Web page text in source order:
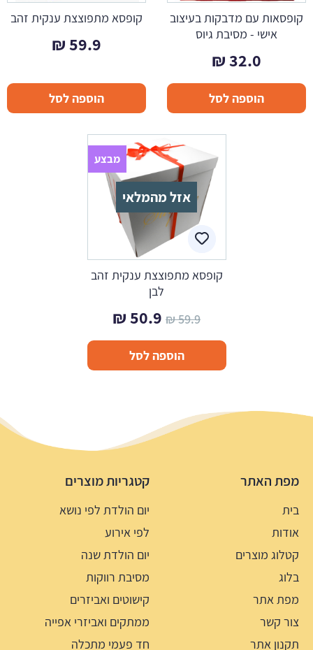
קופסאות עם מדבקות בעיצוב
אישי - מסיבת גיוס
32.0
₪
הוספה לסל
קופסא מתפוצצת ענקית זהב
59.9
₪
הוספה לסל
אזל מהמלאי
מבצע
קופסא מתפוצצת ענקית זהב
לבן
59.9
₪ המחיר
המקורי
היה:
50.9
₪
הנוכחי
הוא:
הוספה לסל
מפת האתר
בית
אודות
קטלוג מוצרים
בלוג
מפת אתר
צור קשר
תקנון אתר
קטגריות מוצרים
יום הולדת לפי נושא
לפי אירוע
יום הולדת שנה
מסיבת רווקות
קישוטים ואביזרים
ממתקים ואביזרי אפייה
חד פעמי מתכלה